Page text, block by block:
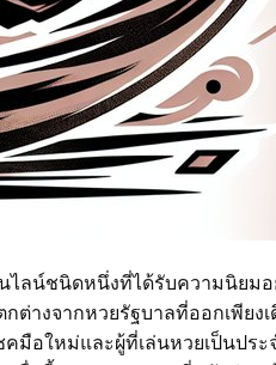
ลน์ชนิดหนึ่งที่ได้รับความนิยม
ต่างจากหวยรัฐบาลที่ออกเพีย
มือใหม่และผู้ที่เล่นหวยเป็นป